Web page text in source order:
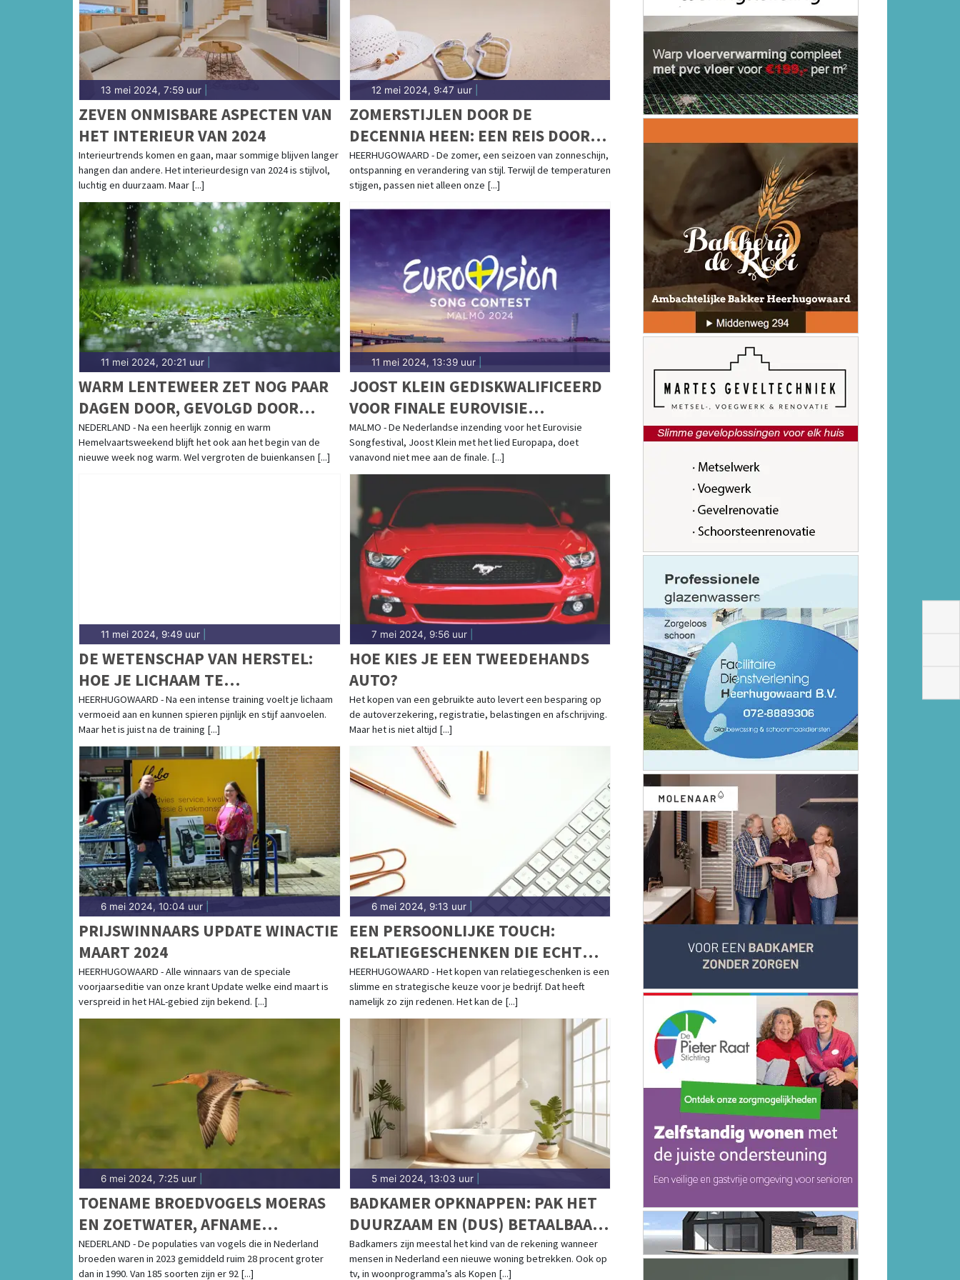
Coolplein in Heerhugowaard of het Waagplein in Alkmaar. Algemeen nieuws over het weer in de
regio vind je hier!
13 mei 2024, 7:59 uur
ZEVEN ONMISBARE ASPECTEN VAN
HET INTERIEUR VAN 2024
Interieurtrends komen en gaan, maar sommige blijven langer
hangen dan andere. Het interieurdesign van 2024 is stijlvol,
luchtig en duurzaam. Maar [...]
12 mei 2024, 9:47 uur|
ZOMERSTIJLEN DOOR DE
DECENNIA HEEN: EEN REIS DOOR
DE MODEGESCHIEDENIS VAN
SLIPPERS EN SANDALEN
HEERHUGOWAARD - De zomer, een seizoen van zonneschijn,
ontspanning en verandering van stijl. Terwijl de temperaturen
stijgen, passen niet alleen onze [...]
11 mei 2024, 20:21 uur
WARM LENTEWEER ZET NOG PAAR
DAGEN DOOR, GEVOLGD DOOR
WISSELVALLIGHEID
NEDERLAND - Na een heerlijk zonnig en warm
Hemelvaartsweekend blijft het ook aan het begin van de
nieuwe week nog warm. Wel vergroten de buienkansen [...]
11 mei 2024, 13:39 uur|
JOOST KLEIN GEDISKWALIFICEERD
VOOR FINALE EUROVISIE
SONGFESTIVAL
MALMO - De Nederlandse inzending voor het Eurovisie
Songfestival, Joost Klein met het lied Europapa, doet
vanavond niet mee aan de finale. [...]
11 mei 2024, 9:49 uur
DE WETENSCHAP VAN HERSTEL:
HOE JE LICHAAM TE
OPTIMALISEREN NA EEN INTENSE
TRAINING
HEERHUGOWAARD - Na een intense training voelt je lichaam
vermoeid aan en kunnen spieren pijnlijk en stijf aanvoelen.
Maar het is juist na de training [...]
7 mei 2024, 9:56 uur|
HOE KIES JE EEN TWEEDEHANDS
AUTO?
Het kopen van een gebruikte auto levert een besparing op
de autoverzekering, registratie, belastingen en afschrijving.
Maar het is niet altijd [...]
6 mei 2024, 10:04 uur
PRIJSWINNAARS UPDATE WINACTIE
MAART 2024
HEERHUGOWAARD - Alle winnaars van de speciale
voorjaarseditie van onze krant Update welke eind maart is
verspreid in het HAL-gebied zijn bekend. [...]
6 mei 2024, 9:13 uur|
EEN PERSOONLIJKE TOUCH:
RELATIEGESCHENKEN DIE ECHT
INDRUK MAKEN
HEERHUGOWAARD - Het kopen van relatiegeschenken is een
slimme en strategische keuze voor je bedrijf. Dat heeft
namelijk zo zijn redenen. Het kan de [...]
6 mei 2024, 7:25 uur
TOENAME BROEDVOGELS MOERAS
EN ZOETWATER, AFNAME
BOERENLANDVOGELS
NEDERLAND - De populaties van vogels die in Nederland
broeden waren in 2023 gemiddeld ruim 28 procent groter
dan in 1990. Van 185 soorten zijn er 92 [...]
5 mei 2024, 13:03 uur|
BADKAMER OPKNAPPEN: PAK HET
DUURZAAM EN (DUS) BETAALBAAR
AAN!
Badkamers zijn meestal het kind van de rekening wanneer
mensen in Nederland een nieuwe woning betrekken. Ook op
tv, in woonprogramma’s als Kopen [...]